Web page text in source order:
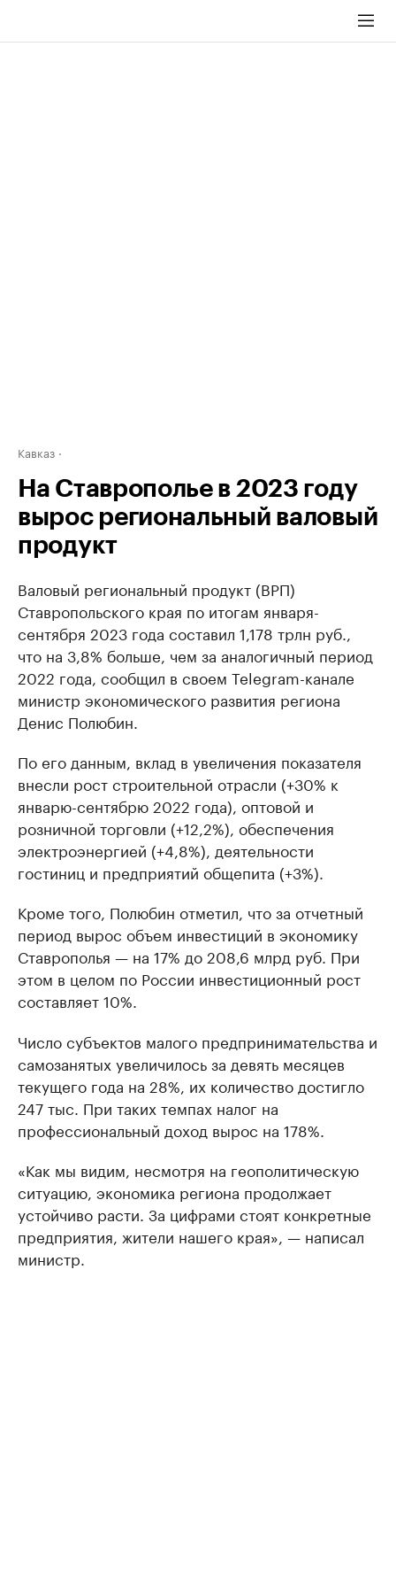
Кавказ
На Ставрополье в 2023 году
вырос региональный валовый
продукт
Валовый региональный продукт (ВРП)
Ставропольского края по итогам января-
сентября 2023 года составил 1,178 трлн руб.,
что на 3,8% больше, чем за аналогичный период
2022 года, сообщил в своем Telegram-канале
министр экономического развития региона
Денис Полюбин.
По его данным, вклад в увеличения показателя
внесли рост строительной отрасли (+30% к
январю-сентябрю 2022 года), оптовой и
розничной торговли (+12,2%), обеспечения
электроэнергией (+4,8%), деятельности
гостиниц и предприятий общепита (+3%).
Кроме того, Полюбин отметил, что за отчетный
период вырос объем инвестиций в экономику
Ставрополья — на 17% до 208,6 млрд руб. При
этом в целом по России инвестиционный рост
составляет 10%.
Число субъектов малого предпринимательства и
самозанятых увеличилось за девять месяцев
текущего года на 28%, их количество достигло
247 тыс. При таких темпах налог на
профессиональный доход вырос на 178%.
«Как мы видим, несмотря на геополитическую
ситуацию, экономика региона продолжает
устойчиво расти. За цифрами стоят конкретные
предприятия, жители нашего края», — написал
министр.